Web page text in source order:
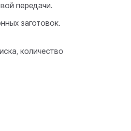
передачи.
заготовок.
количество